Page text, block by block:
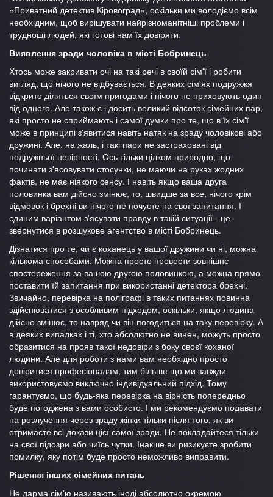
«Приватний детектив Кіровоград», оскільки ми володіємо всім
необхідним, щоб вирішувати найрізноманітніші проблеми і
труднощі людей, які готові нам їх довіряти.
Виявлення зради чоловіка в місті Бобринець
Хтось може закривати очі на такі речі в своїй сім'ї і робити
вигляд, що нічого не відбувається. В деяких сім'ях подружжя
відкрито діляться своїм пригодами і нічого не приховують один
від одного. Але також є і досить великий відсоток сімейних пар,
які просто не сприймають і самої думки про те, що в їх сім'ї
може в принципі з'явитися навіть натяк на зраду чоловікові або
дружині. Але, на жаль, і такі пари не застраховані від
подружньої невірності. Ось тільки цілком природно, що
починати з'ясовувати стосунки, не маючи на руках жодних
фактів, не має ніякого сенсу. І навіть якщо ваша друга
половинка вам дійсно змінює, то, швидше за все, нічого крім
відмовок і брехні ви нічого не почуєте на свої запитання. І
єдиним варіантом з'ясувати правду в такій ситуації - це
звернутися в розшукове агентство в місті Бобринець.
Дізнатися про те, чи є коханець у вашої дружини чи ні, можна
кількома способами. Можна просто провести зовнішнє
спостереження за вашою другою половинкою, а можна прямо
поставити їй запитання при використанні детектора брехні.
Звичайно, перевірка на поліграфі в таких питаннях повинна
здійснюватися з особливим підходом, оскільки, якщо людина
дійсно змінює, то навряд чи він погодиться на таку перевірку. А
в деяких випадках і ті, хто абсолютно не винен, можуть просто
образитися на прояв такої недовіри з боку своєї коханої
людини. Але для роботи з нами вам необхідно просто
довіритися професіоналам, тим більше що ми завжди
використовуємо виключно індивідуальний підхід. Тому
гарантуємо, що будь-яка перевірка на вірність попередньо
буде погоджена з вами особисто. І ми рекомендуємо подавати
на розлучення через зраду жінки тільки після того, як ви
отримаєте всі докази цієї самої зради. Не покладайтеся тільки
на свої підозри або чиїсь чутки. Інакше ви ризикуєте зробити
помилку, яку потім буде просто неможливо виправити.
Рішення інших сімейних питань
Не дарма сім'ю називають іноді абсолютно окремою